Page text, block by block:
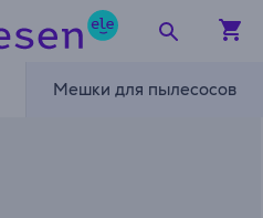
Мешки для пылесосов